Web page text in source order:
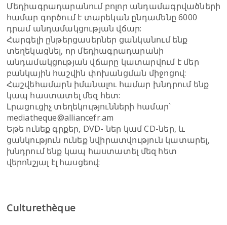
Մեդիագրադարանում բոլոր անդամագրվածների
համար գործում է տարեկան ընդամենը 6000
դրամ անդամակցության վճար:
Հարգելի ընթերցասերներ ցանկանում ենք
տեղեկացնել, որ մեդիագրադարանի
անդամակցության վճարը կատարվում է մեր
բանկային հաշվին փոխանցման միջոցով:
Հաշվեհամարն իմանալու համար խնդրում ենք
կապ հաստատել մեզ հետ:
Լրացուցիչ տեղեկությունների համար՝
mediatheque@alliancefr.am
Եթե ունեք գրքեր, DVD- ներ կամ CD-ներ, և
ցանկություն ունեք նվիրատվություն կատարել,
խնդրում ենք կապ հաստատել մեզ հետ
վերոնշյալ էլ հասցեով:
Culturethèque